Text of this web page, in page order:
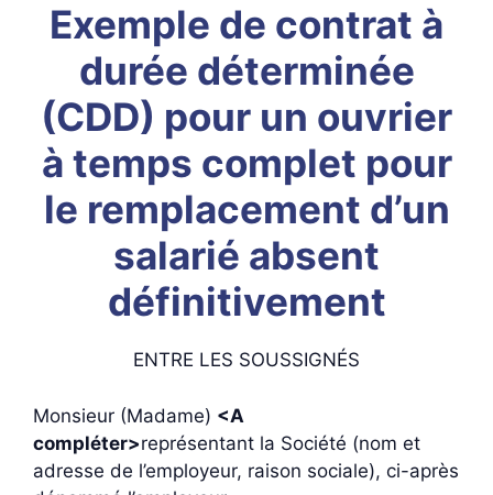
Exemple de contrat à
durée déterminée
(CDD) pour un ouvrier
à temps complet pour
le remplacement d’un
salarié absent
définitivement
ENTRE LES SOUSSIGNÉS
Monsieur (Madame) <A
compléter>représentant la Société (nom et
adresse de l’employeur, raison sociale), ci-après